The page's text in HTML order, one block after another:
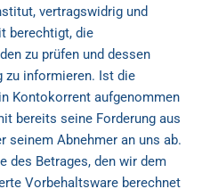
vertragswidrig und
berechtigt, die
zu prüfen und dessen
zu informieren. Ist die
Kontokorrent aufgenommen
bereits seine Forderung aus
seinem Abnehmer an uns ab.
des Betrages, den wir dem
Vorbehaltsware berechnet